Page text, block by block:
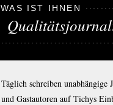
WAS IST IHNEN
Täglich schreiben unabhängige
und Gastautoren auf Tichys